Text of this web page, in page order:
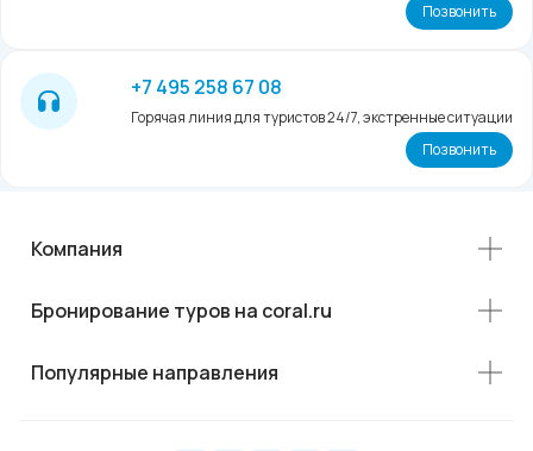
Позвонить
+7 495 258 67 08
Горячая линия для туристов 24/7, экстренные ситуации
Позвонить
Компания
Бронирование туров на coral.ru
Популярные направления